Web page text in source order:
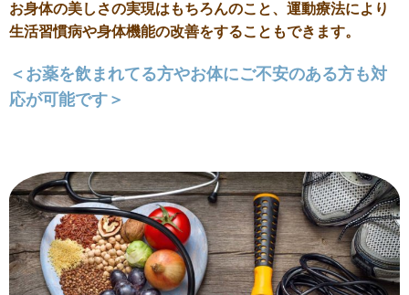
お身体の美しさの実現はもちろんのこと、運動療法により
生活習慣病や身体機能の改善をすることもできます。
＜お薬を飲まれてる方やお体にご不安のある方も対
応が可能です＞